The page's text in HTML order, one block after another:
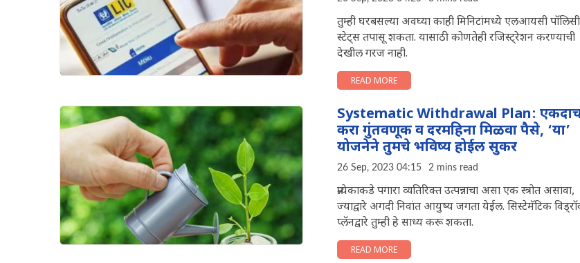
तुम्ही घरबसल्या अवघ्या काही मिनिटांमध्ये एलआयसी
स्टेट्स तपासू शकता. यासाठी कोणतेही रजिस्ट्रेशन करण्याची
देखील गरज नाही.
READ MORE
Systematic Withdrawal Plan:
करा गुंतवणूक व दरमहिना मिळवा पैसे, ‘या’
योजनेने तुमचे भविष्य होईल सुकर
26 Sep, 2023 04:15 2 mins read
प्रत्येकाकडे पगारा व्यतिरिक्त उत्पन्नाचा असा एक स्त्रोत असावा,
ज्याद्वारे अगदी निवांत आयुष्य जगता येईल. सिस्टेमॅटिक
प्लॅनद्वारे तुम्ही हे साध्य करू शकता.
READ MORE